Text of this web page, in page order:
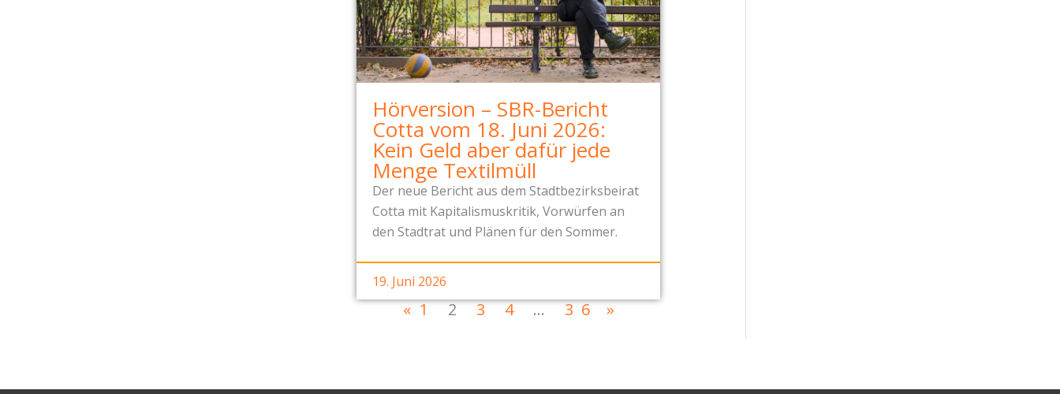
Hörversion – SBR-Bericht
Cotta vom 18. Juni 2026:
Kein Geld aber dafür jede
Menge Textilmüll
Der neue Bericht aus dem Stadtbezirksbeirat
Cotta mit Kapitalismuskritik, Vorwürfen an
den Stadtrat und Plänen für den Sommer.
19. Juni 2026
« 1 2 3 4 … 36 »